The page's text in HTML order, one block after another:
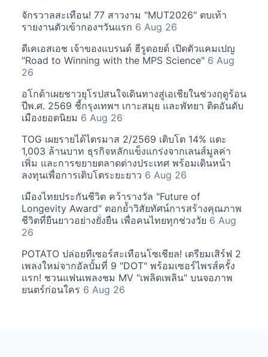
จักรวาลสะเทือน! 77 สาวงาม "MUT2026" ตบเท้า
รายงานตัวเข้ากองฯวันแรก 6 Aug 26
ดีเคเอสเอช เจ้าของแบรนด์ ฮีรูดอยด์ เปิดตัวแคมเปญ
"Road to Winning with the MPS Science" 6 Aug
26
อโกด้าเผยชาวยุโรปสนใจเดินทางสู่เอเชียในช่วงฤดูร้อน
ปีพ.ศ. 2569 ชี้กรุงเทพฯ เกาะสมุย และพัทยา ติดอันดับ
เมืองยอดนิยม 6 Aug 26
TOG เผยรายได้ไตรมาส 2/2569 เติบโต 14% แตะ
1,003 ล้านบาท ธุรกิจหลักแข็งแกร่งจากเลนส์มูลค่า
เพิ่ม และการขยายตลาดต่างประเทศ พร้อมเดินหน้า
ลงทุนเพื่อการเติบโตระยะยาว 6 Aug 26
เมืองไทยประกันชีวิต คว้ารางวัล "Future of
Longevity Award" ตอกย้ำวิสัยทัศน์การสร้างคุณภาพ
ชีวิตที่ยืนยาวอย่างยั่งยืน เพื่อคนไทยทุกช่วงวัย 6 Aug
26
POTATO ปล่อยทีเซอร์สะเทือนโซเชียล! เตรียมเสิร์ฟ 2
เพลงใหม่จากอัลบั้มที่ 9 "DOT" พร้อมเซอร์ไพรส์ครั้ง
แรก! ชวนแฟนเพลงชม MV "เพลิดเพลิน" บนจอภาพ
ยนตร์ก่อนใคร 6 Aug 26